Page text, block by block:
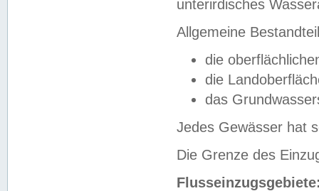
unterirdisches
Allgemeine
die
die
das
Jedes Gewässer hat
Die Grenze des